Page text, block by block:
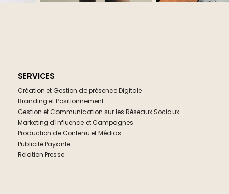
SERVICES
Création et Gestion de présence Digitale
Branding et Positionnement
Gestion et Communication sur les Réseaux Sociaux
Marketing d'Influence et Campagnes
Production de Contenu et Médias
Publicité Payante
Relation Presse